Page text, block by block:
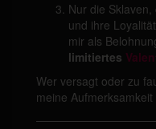
Nur die
und ihre
mir als
limitiertes
Wer versagt oder zu
meine Aufmerksamkeit